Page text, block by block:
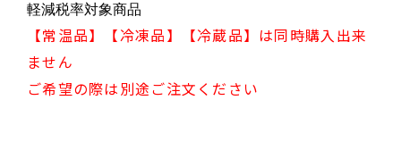
軽減税率対象商品
【常温品】【冷凍品】【冷蔵品】は同時購入出来
ません
ご希望の際は別途ご注文ください